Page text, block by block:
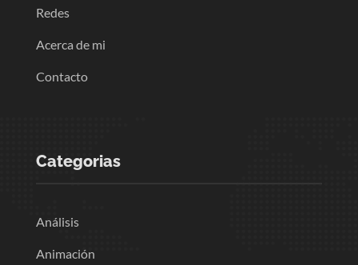
Redes
Acerca de mi
Contacto
Categorias
Análisis
Animación